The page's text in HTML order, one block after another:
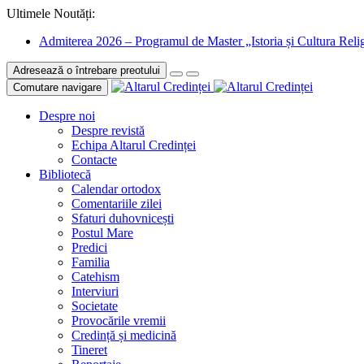
Ultimele Noutăți:
Admiterea 2026 – Programul de Master „Istoria și Cultura
Adresează o întrebare preotului
Comutare navigare
Despre noi
Despre revistă
Echipa Altarul Credinței
Contacte
Bibliotecă
Calendar ortodox
Comentariile zilei
Sfaturi duhovnicești
Postul Mare
Predici
Familia
Catehism
Interviuri
Societate
Provocările vremii
Credință și medicină
Tineret